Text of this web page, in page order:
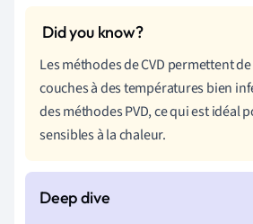
Les méthodes de CVD permettent
couches à des températures bien
des méthodes PVD, ce qui est idéal
sensibles à la chaleur.